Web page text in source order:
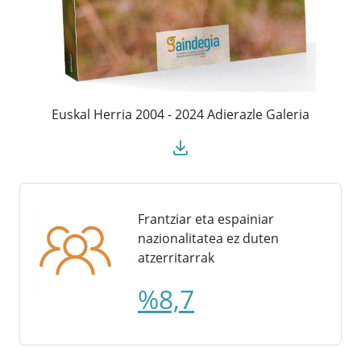
Euskal Herria 2004 - 2024 Adierazle Galeria
Frantziar eta espainiar
nazionalitatea ez duten
atzerritarrak
%8,7